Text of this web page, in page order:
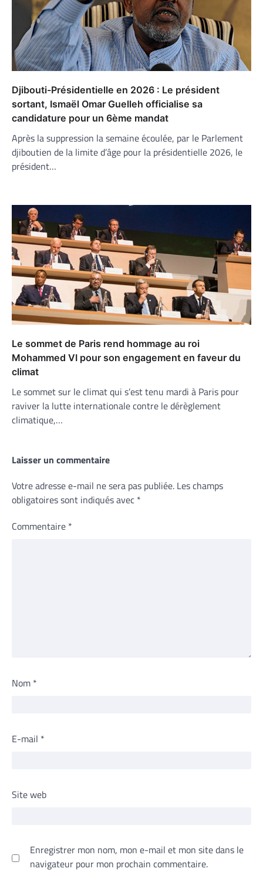
Djibouti-Présidentielle en 2026 : Le président
sortant, Ismaël Omar Guelleh officialise sa
candidature pour un 6ème mandat
Après la suppression la semaine écoulée, par le Parlement
djiboutien de la limite d’âge pour la présidentielle 2026, le
président…
Le sommet de Paris rend hommage au roi
Mohammed VI pour son engagement en faveur du
climat
Le sommet sur le climat qui s’est tenu mardi à Paris pour
raviver la lutte internationale contre le dérèglement
climatique,…
Laisser un commentaire
Votre adresse e-mail ne sera pas publiée. Les champs
obligatoires sont indiqués avec *
Commentaire *
Nom *
E-mail *
Site web
Enregistrer mon nom, mon e-mail et mon site dans le
navigateur pour mon prochain commentaire.